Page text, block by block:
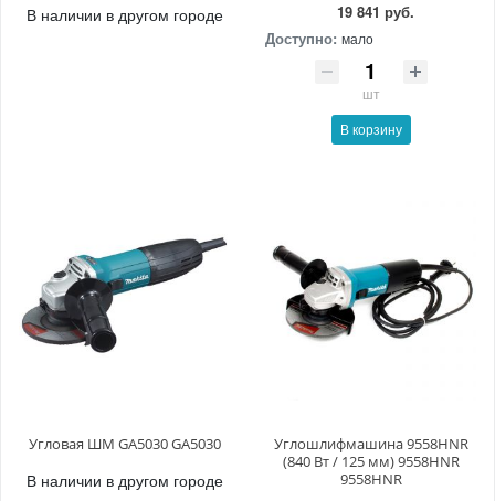
В наличии в другом городе
19 841 руб.
Доступно: мало
шт
В корзину
Угловая ШМ GA5030 GA5030
В наличии в другом городе
Углошлифмашина 9558HNR
(840 Вт / 125 мм) 9558HNR
9558HNR